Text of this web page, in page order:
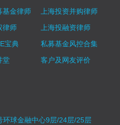
基金律师
上海投资并购律师
律师
上海投融资律师
宝典
私募基金风控合集
堂
客户及网友评价
球金融中心9层/24层/25层